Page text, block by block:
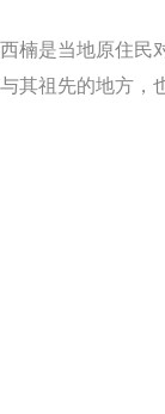
楠是当地原住民
其祖先的地方，